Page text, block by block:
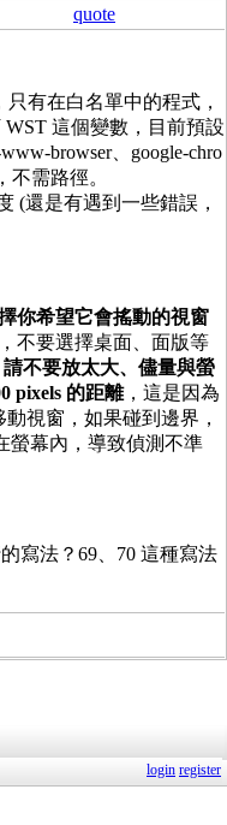
quote
有在白名單中的程式，
這個變數，目前預設
browser、google-chro
不需路徑。
(還是有遇到一些錯誤，
你希望它會搖動的視窗
不要選擇桌面、面版等
不要放太大、儘量與螢
pixels 的距離，這是因為
視窗，如果碰到邊界，
螢幕內，導致偵測不準
寫法？69、70 這種寫法
login register